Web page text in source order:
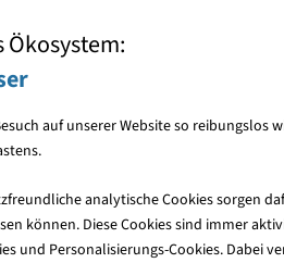
Ökosystem:
auf unserer Website so reibungslos
analytische Cookies sorgen
können. Diese Cookies sind immer
und Personalisierungs-Cookies. Dabei
zur kommunalen Wärmeplanung (Digital)